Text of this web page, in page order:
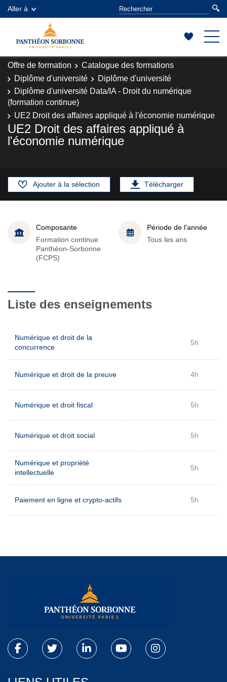
Aller à
Offre de formation
Catalogue des formations
Diplôme d'université
Diplôme d'université
Diplôme d'université Data/IA - Droit du numérique
(formation continue)
UE2 Droit des affaires appliqué à l'économie numérique
UE2 Droit des affaires appliqué à
l'économie numérique
Ajouter à la sélection Télécharger
Composante
Formation continue
Panthéon-Sorbonne
(FCPS)
Période de l'année
Tous les ans
Liste des enseignements
Numérique et droit de la
concurrence
5h
Numérique et droit de la preuve 4h
Numérique et droit fiscal 5h
Numérique et droit social 5h
Numérique et propriété
intellectuelle
5h
Paiement en ligne et crypto-actifs 5h